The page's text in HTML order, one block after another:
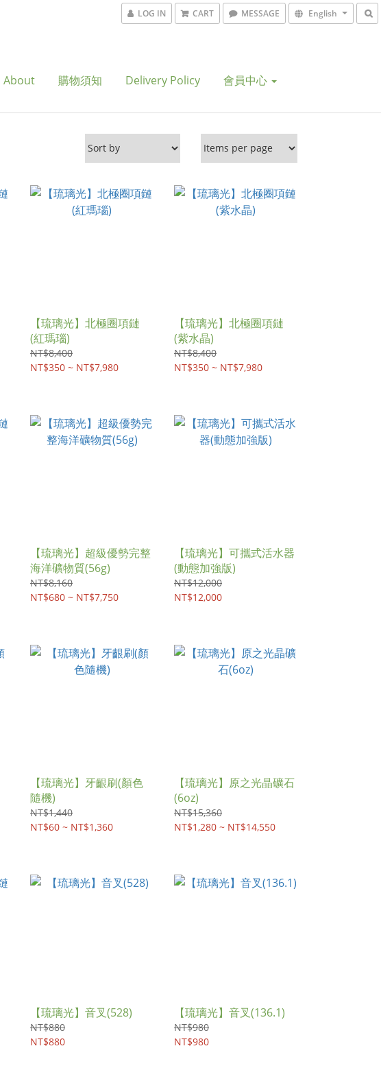
LOG IN CART MESSAGE English
About 購物須知 Delivery Policy 會員中心
【琉璃光】北極圈項鏈
(紅瑪瑙)
NT$8,400
NT$350 ~ NT$7,980
【琉璃光】北極圈項鏈
(紫水晶)
NT$8,400
NT$350 ~ NT$7,980
【琉璃光】超級優勢完整
海洋礦物質(56g)
NT$8,160
NT$680 ~ NT$7,750
【琉璃光】可攜式活水器
(動態加強版)
NT$12,000
NT$12,000
【琉璃光】牙齦刷(顏色
隨機)
NT$1,440
NT$60 ~ NT$1,360
【琉璃光】原之光晶礦石
(6oz)
NT$15,360
NT$1,280 ~ NT$14,550
【琉璃光】音叉(528)
NT$880
NT$880
【琉璃光】音叉(136.1)
NT$980
NT$980